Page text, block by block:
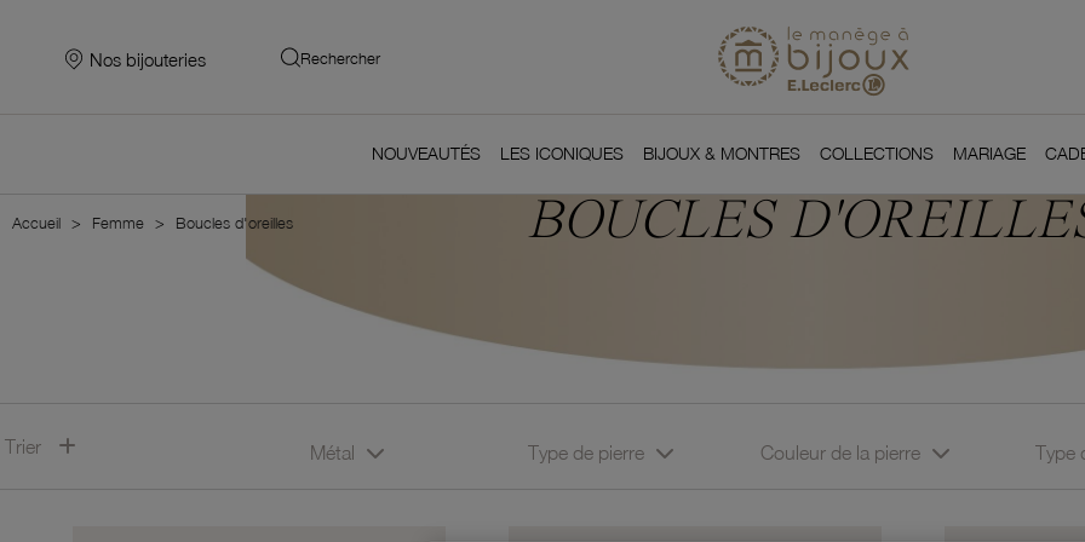
Nos bijouteries Rechercher
NOUVEAUTÉS LES ICONIQUES BIJOUX & MONTRES COLLECTIONS MARIAGE
Accueil Femme Boucles d'oreilles BOUCLES
Trier Métal Type de pierre Couleur de la pierre Type